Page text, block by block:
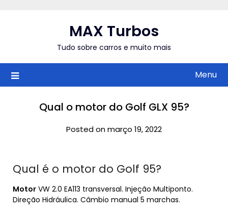
MAX Turbos
Tudo sobre carros e muito mais
Menu
Qual o motor do Golf GLX 95?
Posted on março 19, 2022
Qual é o motor do Golf 95?
Motor VW 2.0 EA113 transversal. Injeção Multiponto.
Direção Hidráulica. Câmbio manual 5 marchas.